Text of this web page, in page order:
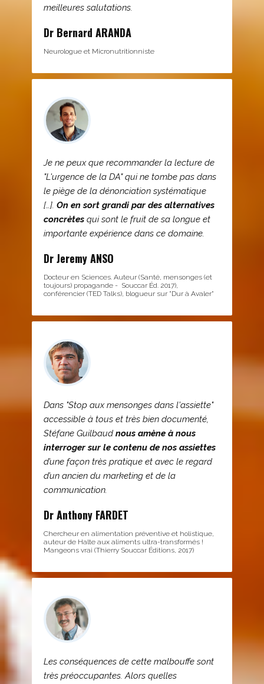
meilleures salutations.
Dr Bernard ARANDA
Neurologue et Micronutritionniste
Je ne peux que recommander la lecture de
"L'urgence de la DA" qui ne tombe pas dans
le piège de la dénonciation systématique
[…]. On en sort grandi par des alternatives
concrètes qui sont le fruit de sa longue et
importante expérience dans ce domaine.
Dr Jeremy ANSO
Docteur en Sciences. Auteur (Santé, mensonges (et
toujours) propagande - Souccar Éd. 2017),
conférencier (TED Talks), blogueur sur "Dur à Avaler"
Dans "Stop aux mensonges dans l'assiette"
accessible à tous et très bien documenté,
Stéfane Guilbaud nous amène à nous
interroger sur le contenu de nos assiettes
d’une façon très pratique et avec le regard
d’un ancien du marketing et de la
communication.
Dr Anthony FARDET
Chercheur en alimentation préventive et holistique,
auteur de Halte aux aliments ultra-transformés !
Mangeons vrai (Thierry Souccar Éditions, 2017)
Les conséquences de cette malbouffe sont
très préoccupantes. Alors quelles